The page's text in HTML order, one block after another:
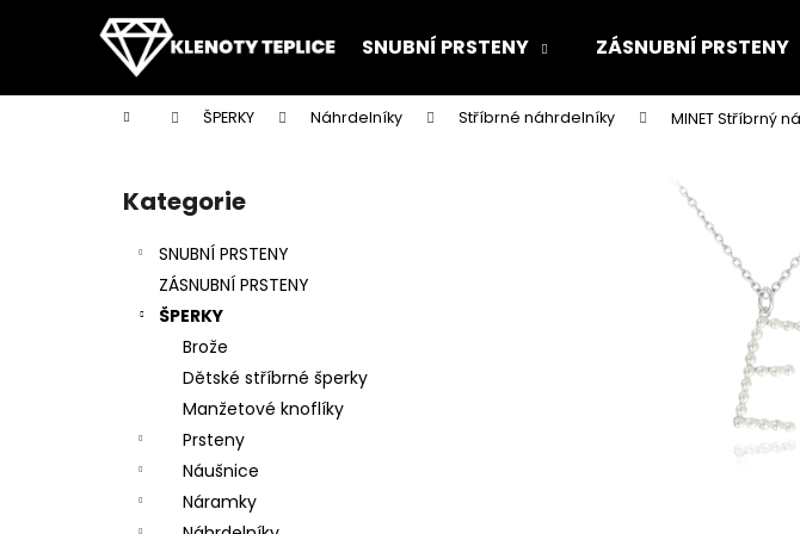
SNUBNÍ PRSTENY ZÁSNUBNÍ PRSTENY
Domů ŠPERKY Náhrdelníky Stříbrné náhrdelníky MINET Stříbrný
Přeskočit
kategorie
Kategorie
SNUBNÍ PRSTENY
ZÁSNUBNÍ PRSTENY
ŠPERKY
Brože
Dětské stříbrné šperky
Manžetové knoflíky
Prsteny
Náušnice
Náramky
í
Zpět
do
Zpět
do
Co potřebujete
Doporučujeme